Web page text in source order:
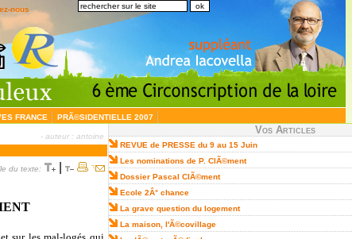
nous
FRANCE PRÃ©SIDENTIELLE 2007
- auteur : antoine
du texte:
Vos Articles
REVUE de PRESSE du 9 au 15 Juin
Les nominations de P. ClÃ©ment
Dossier Pascal ClÃ©ment
Ecole 2Â° chance
La grave question du logement
La maison, l'Ã©covillage